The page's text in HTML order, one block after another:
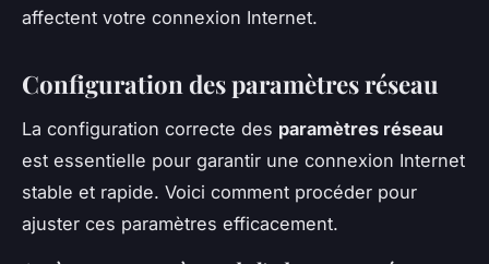
affectent votre connexion Internet.
Configuration des paramètres réseau
La configuration correcte des paramètres réseau
est essentielle pour garantir une connexion Internet
stable et rapide. Voici comment procéder pour
ajuster ces paramètres efficacement.